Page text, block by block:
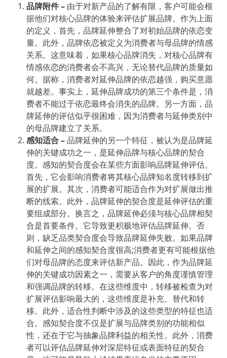
品牌附件– 由于对新产品的了解有限，客户可能会根
据他们对核心品牌的体验来评估扩展品牌。作为上面
的定义，首先，品牌延伸整合了对初始品牌的依恋变
量。此外，品牌依恋被定义为消费者与母品牌的情感
关系。这意味着，如果核心品牌消失，对核心品牌有
情感依恋的消费者会不高兴，无论替代品牌的质量如
何。据称，消费者对延伸品牌的依恋越强，购买意愿
就越差。事实上，延伸品牌成功的第三个条件是，消
费者不能过于依恋最终会消失的品牌。另一方面，品
牌延伸的评估似乎很困难，因为消费者与延伸类别中
的母品牌建立了关系。
感知适合–品牌延伸的另一个特征，被认为是品牌延
伸的关键成功之一，是延伸品牌与核心品牌的契合
度。感知的契合度会在某些方面影响品牌延伸评估。
首先，它会影响消费者将其核心品牌知名度转移到扩
展的扩展。其次，消费者可能适合作为对扩展做出推
断的线索。此外，品牌延伸的契合度是延伸评估的重
要组成部分。换言之，品牌延伸必须与核心品牌相契
合是首要条件。它导致更积极地评估品牌延伸。否
则，缺乏品类契合度会导致品牌延伸失败。如果品牌
和延伸之间的感知契合度很高;消费者更有可能根据他
们对母品牌的态度来评估新产品。因此，作为品牌延
伸的关键成功因素之一，需要从客户的角度谨慎管理
和强调品牌的转移。在这些维度中，转移被检查为对
扩展评估影响最大的，这些维度是补充、替代和转
移。此外，适合性判断中涉及的这些类型的特征也适
合。感知契合度不仅是扩展与品牌类别的功能相似
性，还在于它与抽象品牌利益的相关性。此外，消费
者可以评估品牌延伸对深层特征或表面特征的契合